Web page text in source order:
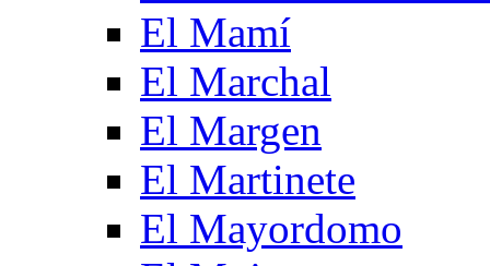
El Mamí
El Marchal
El Margen
El Martinete
El Mayordomo